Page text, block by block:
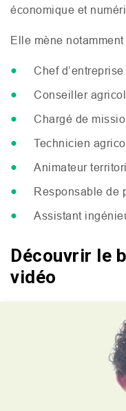
économique et
Elle mène
Chef
Conseiller
Chargé de
Technicien
Animateur
Responsable de
Assistant
Découvrir le
vidéo